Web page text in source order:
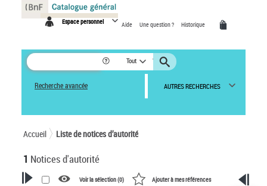
Espace personnel Aide Une question ? Historique
Tout
Recherche avancée AUTRES RECHERCHES
Accueil Liste de notices d’autorité
1 Notices d'autorité
Voir la sélection (0) Ajouter à mes références
Panneau de gestion des cookies